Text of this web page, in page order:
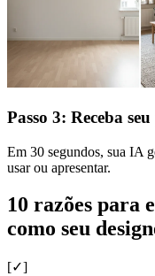
Passo 3: Receba
Em 30 segundos, sua IA
usar ou apresentar.
10 razões para
como seu
[✓]